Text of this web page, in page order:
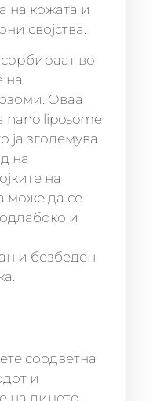
на кожата и
својства.
во
на
Оваа
nano liposome
ја зголемува
на
на
може да се
и
и безбеден
соодветна
и
на лицето.